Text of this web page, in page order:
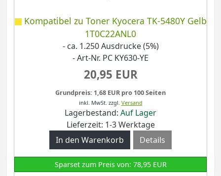
Kompatibel zu Toner Kyocera TK-5480Y Gelb
1T0C22ANL0
- ca. 1.250 Ausdrucke (5%)
- Art-Nr. PC KY630-YE
20,95 EUR
Grundpreis: 1,68 EUR pro 100 Seiten
inkl. MwSt. zzgl. Versand
Lagerbestand: Auf Lager
Lieferzeit: 1-3 Werktage
Details
Sparset zum Preis von: 78,95 EUR